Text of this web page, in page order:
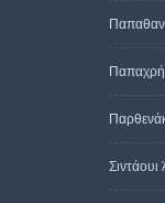
Σιντάουι